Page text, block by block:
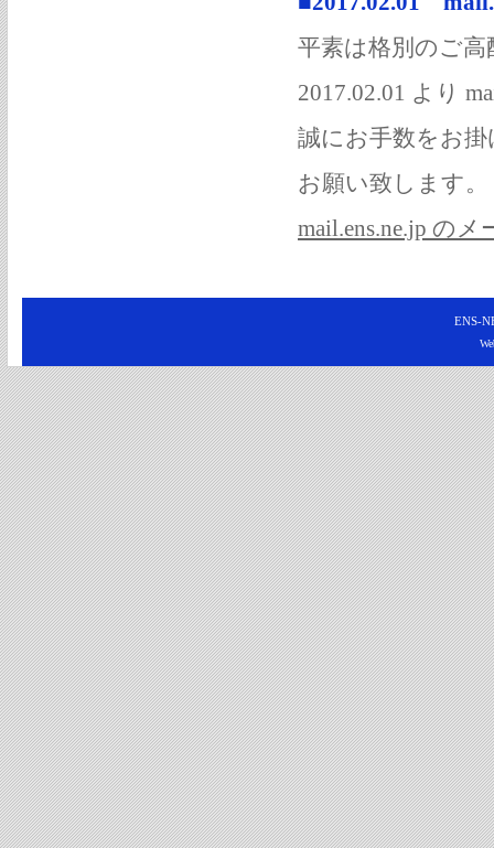
平素は格別のご
2017.02.01 より
誠にお手数をお
お願い致します。
mail.ens.ne.jp のメ
ENS-